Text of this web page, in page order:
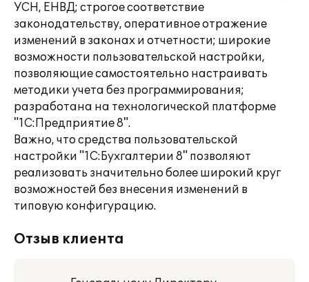
УСН, ЕНВД; строгое соответствие
законодательству, оперативное отражение
изменений в законах и отчетности; широкие
возможности пользовательской настройки,
позволяющие самостоятельно настраивать
методики учета без программирования;
разработана на технологической платформе
"1С:Предприятие 8".
Важно, что средства пользовательской
настройки "1С:Бухгалтерии 8" позволяют
реализовать значительно более широкий круг
возможностей без внесения изменений в
типовую конфигурацию.
Отзыв клиента